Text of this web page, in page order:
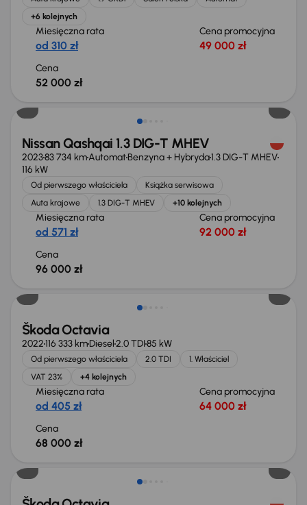
+6 kolejnych
Miesięczna rata
od 310 zł
Cena promocyjna
49 000 zł
Cena
52 000 zł
Możliwość odliczenia VAT
Nissan Qashqai 1.3 DIG-T MHEV
202383 734 kmAutomatBenzyna + Hybryda1.3 DIG-T MHEV
116 kW
Od pierwszego właściciela
Książka serwisowa
Auta krajowe
1.3 DIG-T MHEV +10 kolejnych
Miesięczna rata
od 571 zł
Cena promocyjna
92 000 zł
Cena
96 000 zł
Możliwość odliczenia VAT
Škoda Octavia
2022116 333 kmDiesel2.0 TDI85 kW
Od pierwszego właściciela 2.0 TDI
1. Właściciel
VAT 23%
+4 kolejnych
Miesięczna rata
od 405 zł
Cena promocyjna
64 000 zł
Cena
68 000 zł
Możliwość odliczenia VAT